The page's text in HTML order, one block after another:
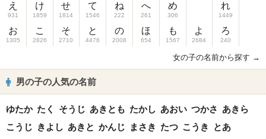
え
931
お
1305
け
1859
こ
2826
せ
1814
そ
2710
て
1546
と
4476
ね
222
の
2008
へ
261
ほ
654
め
306
も
1567
よ
2684
れ
1449
ろ
240
女の子の名前から探す →
男の子の人気の名前
ゆたか たく そうじ あきとも たかし あおい つかさ あきら
こうじ きよし あきと かんじ まさき たつ こうき
とあ